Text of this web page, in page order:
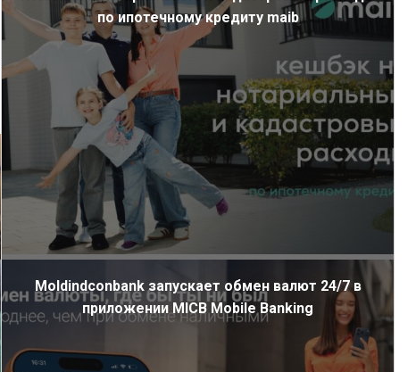
по ипотечному кредиту maib
Moldindconbank запускает обмен валют 24/7 в
приложении MICB Mobile Banking